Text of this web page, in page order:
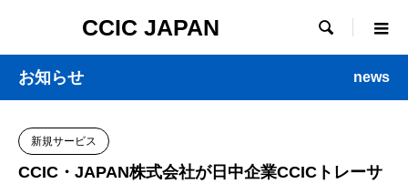
CCIC JAPAN 
お知らせ news
新規サービス
CCIC・JAPAN株式会社が日中企業CCICトレーサ